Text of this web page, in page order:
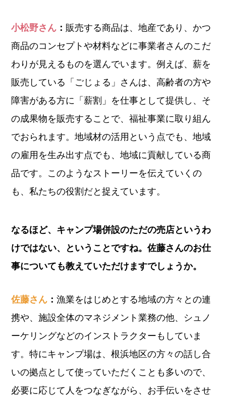
小松野さん ： 販売する商品は、地産であり、かつ
商品のコンセプトや材料などに事業者さんのこだ
わりが見えるものを選んでいます。例えば、薪を
販売している「ごじょる」さんは、高齢者の方や
障害がある方に「薪割」を仕事として提供し、そ
の成果物を販売することで、福祉事業に取り組ん
でおられます。地域材の活用という点でも、地域
の雇用を生み出す点でも、地域に貢献している商
品です。このようなストーリーを伝えていくの
も、私たちの役割だと捉えています。
なるほど、キャンプ場併設のただの売店というわ
けではない、ということですね。佐藤さんのお仕
事についても教えていただけますでしょうか。
佐藤さん ：漁業をはじめとする地域の方々との連
携や、施設全体のマネジメント業務の他、シュノ
ーケリングなどのインストラクターもしていま
す。特にキャンプ場は、根浜地区の方々の話し合
いの拠点として使っていただくことも多いので、
必要に応じて人をつなぎながら、お手伝いをさせ